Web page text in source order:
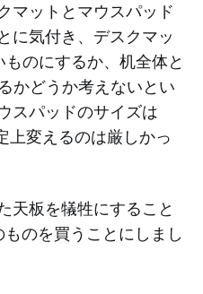
マットとマウスパッド
に気付き、デスクマッ
のにするか、机全体と
かどうか考えないとい
スパッドのサイズは
上変えるのは厳しかっ
天板を犠牲にすること
のを買うことにしまし